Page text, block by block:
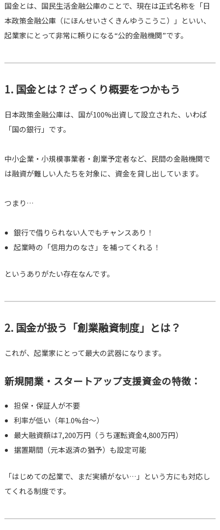
国金とは、国民生活金融公庫のことで、現在は正式名称を「日
本政策金融公庫（にほんせいさくきんゆうこうこ）」といい、
起業家にとって非常に頼りになる“公的金融機関”です。
1. 国金とは？ざっくり概要をつかもう
日本政策金融公庫は、国が100%出資して設立された、いわば
「国の銀行」です。
中小企業・小規模事業者・創業予定者など、民間の金融機関で
は融資が難しい人たちを対象に、資金を貸し出しています。
つまり…
銀行で借りられない人でもチャンスあり！
起業時の「信用力のなさ」を補ってくれる！
というありがたい存在なんです。
2. 国金が扱う「創業融資制度」とは？
これが、起業家にとって最大の武器になります。
新規開業・スタートアップ支援資金の特徴：
担保・保証人が不要
利率が低い（年1.0%台〜）
最大融資額は7,200万円（うち運転資金4,800万円）
据置期間（元本返済の猶予）も設定可能
「はじめての起業で、まだ実績がない…」という方にも対応し
てくれる制度です。